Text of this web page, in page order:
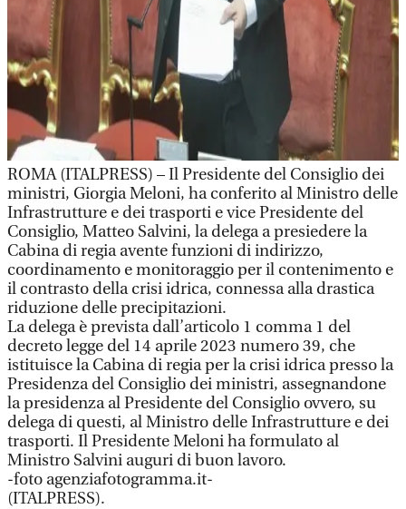
ROMA (ITALPRESS) – Il Presidente del Consiglio dei
ministri, Giorgia Meloni, ha conferito al Ministro delle
Infrastrutture e dei trasporti e vice Presidente del
Consiglio, Matteo Salvini, la delega a presiedere la
Cabina di regia avente funzioni di indirizzo,
coordinamento e monitoraggio per il contenimento e
il contrasto della crisi idrica, connessa alla drastica
riduzione delle precipitazioni.
La delega è prevista dall’articolo 1 comma 1 del
decreto legge del 14 aprile 2023 numero 39, che
istituisce la Cabina di regia per la crisi idrica presso la
Presidenza del Consiglio dei ministri, assegnandone
la presidenza al Presidente del Consiglio ovvero, su
delega di questi, al Ministro delle Infrastrutture e dei
trasporti. Il Presidente Meloni ha formulato al
Ministro Salvini auguri di buon lavoro.
-foto agenziafotogramma.it-
(ITALPRESS).